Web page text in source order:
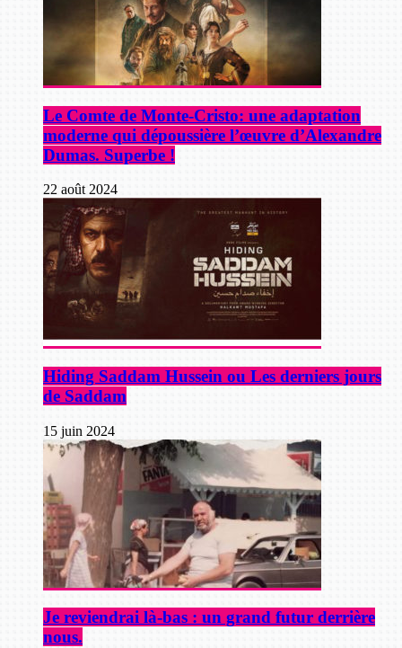
Le Comte de Monte-Cristo: une adaptation
moderne qui dépoussière l’œuvre d’Alexandre
Dumas. Superbe !
22 août 2024
Hiding Saddam Hussein ou Les derniers jours
de Saddam
15 juin 2024
Je reviendrai là-bas : un grand futur derrière
nous.